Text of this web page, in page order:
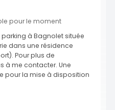
pour le moment
à Bagnolet située
dans une résidence
Pour plus de
à me contacter. Une
pour la mise à disposition